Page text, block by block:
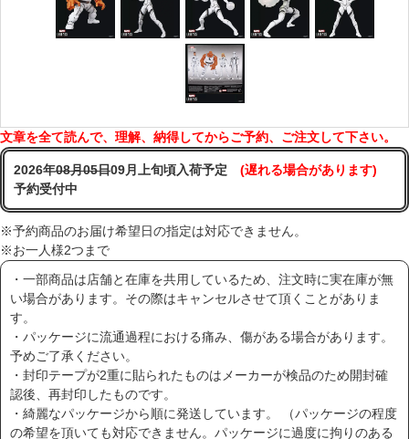
文章を全て読んで、理解、納得してからご予約、ご注文して下さい。
2026年08月05日09月上旬頃入荷予定 (遅れる場合があります)
予約受付中
※予約商品のお届け希望日の指定は対応できません。
※お一人様2つまで
・一部商品は店舗と在庫を共用しているため、注文時に実在庫が無
い場合があります。その際はキャンセルさせて頂くことがありま
す。
・パッケージに流通過程における痛み、傷がある場合があります。
予めご了承ください。
・封印テープが2重に貼られたものはメーカーが検品のため開封確
認後、再封印したものです。
・綺麗なパッケージから順に発送しています。 （パッケージの程度
の希望を頂いても対応できません。パッケージに過度に拘りのある